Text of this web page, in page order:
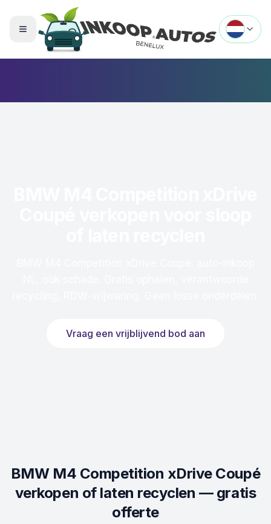
Menu openen
Vraag een vrijblijvend bod aan
BMW M4 Competition xDrive Coupé
verkopen of laten recyclen — gratis
offerte